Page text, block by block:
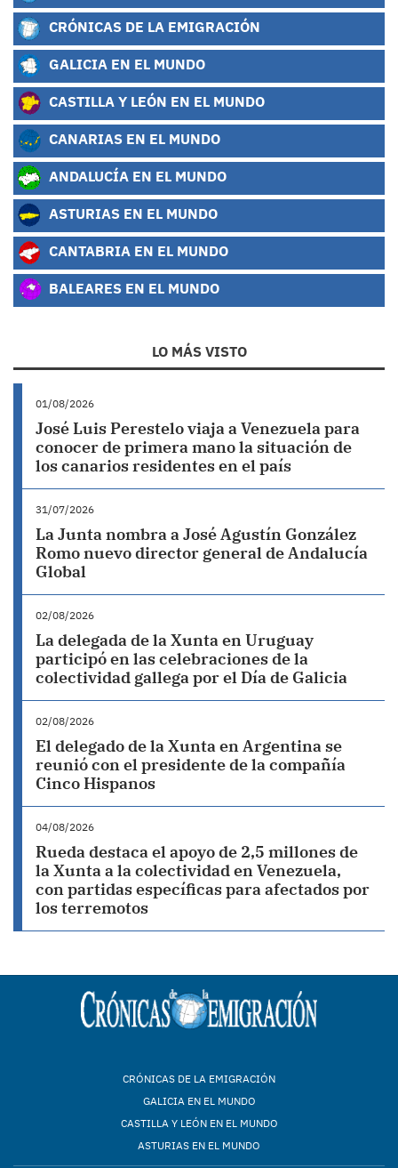
CRÓNICAS DE LA EMIGRACIÓN
GALICIA EN EL MUNDO
CASTILLA Y LEÓN EN EL MUNDO
CANARIAS EN EL MUNDO
ANDALUCÍA EN EL MUNDO
ASTURIAS EN EL MUNDO
CANTABRIA EN EL MUNDO
BALEARES EN EL MUNDO
LO MÁS VISTO
01/08/2026
José Luis Perestelo viaja a Venezuela para
conocer de primera mano la situación de
los canarios residentes en el país
31/07/2026
La Junta nombra a José Agustín González
Romo nuevo director general de Andalucía
Global
02/08/2026
La delegada de la Xunta en Uruguay
participó en las celebraciones de la
colectividad gallega por el Día de Galicia
02/08/2026
El delegado de la Xunta en Argentina se
reunió con el presidente de la compañía
Cinco Hispanos
04/08/2026
Rueda destaca el apoyo de 2,5 millones de
la Xunta a la colectividad en Venezuela,
con partidas específicas para afectados por
los terremotos
CRÓNICAS DE LA EMIGRACIÓN
GALICIA EN EL MUNDO
CASTILLA Y LEÓN EN EL MUNDO
ASTURIAS EN EL MUNDO